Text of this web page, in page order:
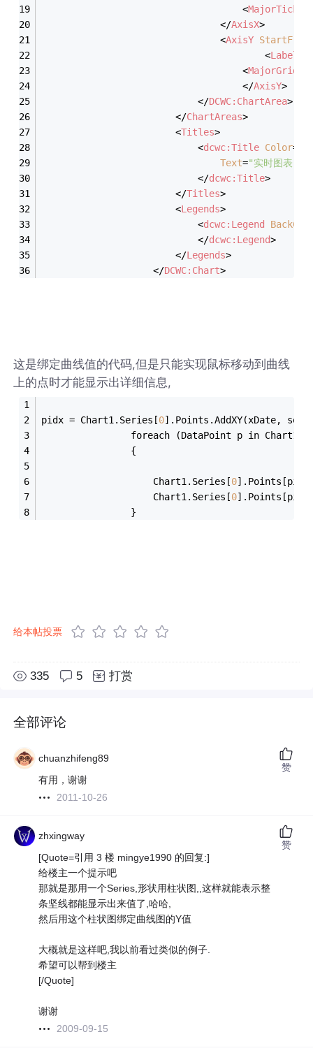
<
</AxisX>
<AxisY
<
<MajorGrid
</AxisY>
</DCWC:ChartArea>
</ChartAreas>
<Titles>
<dcwc:Title Color=
Text="实时图表"
</dcwc:Title>
</Titles>
<Legends>
<dcwc:Legend
</dcwc:Legend>
</Legends>
</DCWC:Chart>
这是绑定曲线值的代码,但是只能实现鼠标移动到曲线
上的点时才能显示出详细信息,
pidx = Chart1.Series[0].Points.AddXY(xDate,
foreach (DataPoint p in
                {
                    Chart1.Series[
0
                    Chart1.Series[
0
                }
给本帖投票
335 5 打赏
全部评论
chuanzhifeng89
有用，谢谢
2011-10-26
赞
zhxingway
[Quote=引用 3 楼 mingye1990 的回复:]
给楼主一个提示吧
那就是那用一个Series,形状用柱状图,,这样就能表示整
条坚线都能显示出来值了,哈哈,
然后用这个柱状图绑定曲线图的Y值
大概就是这样吧,我以前看过类似的例子.
希望可以帮到楼主
[/Quote]
谢谢
2009-09-15
赞